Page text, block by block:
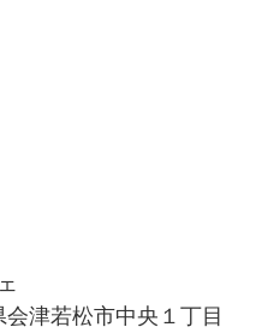
津若松市中央１丁目